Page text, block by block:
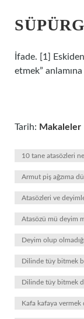
İfade. [1]
etmek”
Tarih: Makaleler
10 tane atasözleri
Armut piş ağzıma
Atasözleri ve
Atasözü mü deyim
Deyim olup
Dilinde tüy bitmek
Dilinde tüy bitmek
Kafa kafaya